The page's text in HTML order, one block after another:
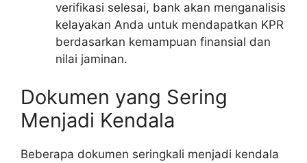
verifikasi selesai, bank akan menganalisis
kelayakan Anda untuk mendapatkan KPR
berdasarkan kemampuan finansial dan
nilai jaminan.
Dokumen yang Sering
Menjadi Kendala
Beberapa dokumen seringkali menjadi kendala